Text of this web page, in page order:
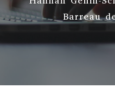
Barreau